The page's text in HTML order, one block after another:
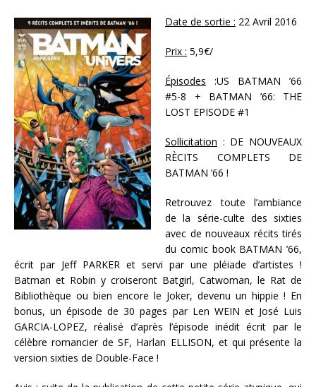
Date de sortie : 22 Avril 2016
Prix : 5,9€/
Épisodes :US BATMAN ’66
#5-8 + BATMAN ’66: THE
LOST EPISODE #1
Sollicitation : DE NOUVEAUX
RÈCITS COMPLETS DE
BATMAN ’66 !
Retrouvez toute l’ambiance
de la série-culte des sixties
avec de nouveaux récits tirés
du comic book BATMAN ’66,
écrit par Jeff PARKER et servi par une pléiade d’artistes !
Batman et Robin y croiseront Batgirl, Catwoman, le Rat de
Bibliothèque ou bien encore le Joker, devenu un hippie ! En
bonus, un épisode de 30 pages par Len WEIN et José Luis
GARCIA-LOPEZ, réalisé d’après l’épisode inédit écrit par le
célèbre romancier de SF, Harlan ELLISON, et qui présente la
version sixties de Double-Face !